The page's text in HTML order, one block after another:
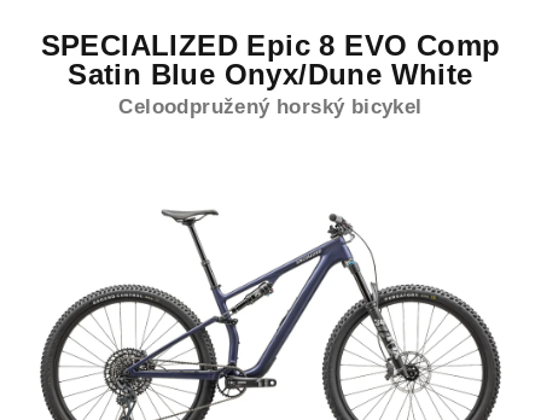
SPECIALIZED Epic 8 EVO Comp
Satin Blue Onyx/Dune White
Celoodpružený horský bicykel